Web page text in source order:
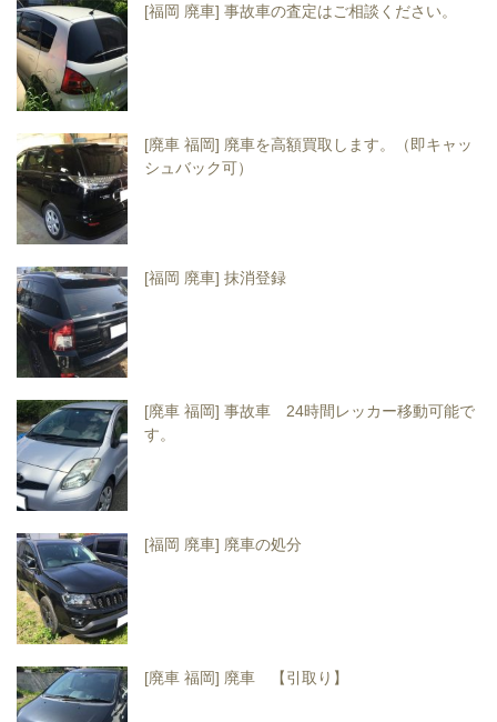
[福岡 廃車] 事故車の査定はご相談ください。
[廃車 福岡] 廃車を高額買取します。（即キャッ
シュバック可）
[福岡 廃車] 抹消登録
[廃車 福岡] 事故車 24時間レッカー移動可能で
す。
[福岡 廃車] 廃車の処分
[廃車 福岡] 廃車 【引取り】